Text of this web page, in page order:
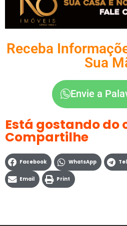
Receba
Sua
Envie a
Está gostando do
Compartilhe
Facebook WhatsApp
Email Print